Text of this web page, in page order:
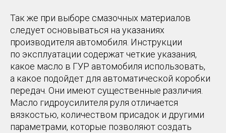
Так же при выборе смазочных материалов
следует основываться на указаниях
производителя автомобиля. Инструкции
по эксплуатации содержат четкие указания,
какое масло в ГУР автомобиля использовать,
а какое подойдет для автоматической коробки
передач. Они имеют существенные различия.
Масло гидроусилителя руля отличается
вязкостью, количеством присадок и другими
параметрами, которые позволяют создать